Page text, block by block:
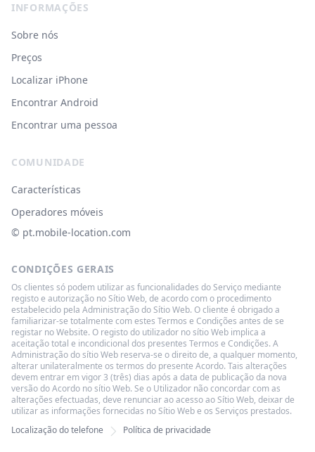
INFORMAÇÕES
Sobre nós
Preços
Localizar iPhone
Encontrar Android
Encontrar uma pessoa
COMUNIDADE
Características
Operadores móveis
© ‌pt.mobile-location.com
CONDIÇÕES GERAIS
Os clientes só podem utilizar as funcionalidades do Serviço mediante
registo e autorização no Sítio Web, de acordo com o procedimento
estabelecido pela Administração do Sítio Web. O cliente é obrigado a
familiarizar-se totalmente com estes Termos e Condições antes de se
registar no Website. O registo do utilizador no sítio Web implica a
aceitação total e incondicional dos presentes Termos e Condições. A
Administração do sítio Web reserva-se o direito de, a qualquer momento,
alterar unilateralmente os termos do presente Acordo. Tais alterações
devem entrar em vigor 3 (três) dias após a data de publicação da nova
versão do Acordo no sítio Web. Se o Utilizador não concordar com as
alterações efectuadas, deve renunciar ao acesso ao Sítio Web, deixar de
utilizar as informações fornecidas no Sítio Web e os Serviços prestados.
Localização do telefone
Política de privacidade